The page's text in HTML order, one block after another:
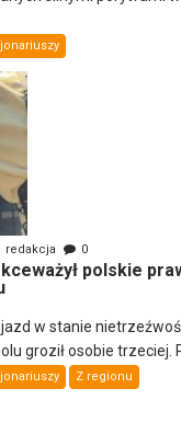
redakcja 0
polskie
w stanie
groził osobie trzeciej.
Z regionu